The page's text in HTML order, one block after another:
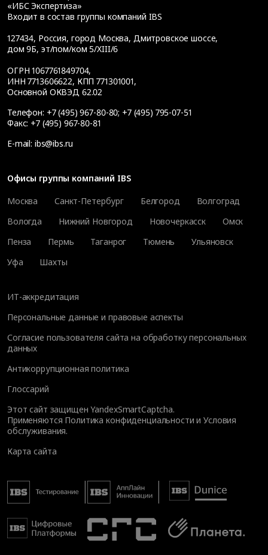
«ИБС Экспертиза»
Входит в состав группы компаний IBS
127434, Россия, город Москва, Дмитровское шоссе,
дом 9Б, эт/пом/ком 5/XIII/6
ОГРН 1067761849704,
ИНН 7713606622, КПП 771301001,
Основной ОКВЭД 62.02
Телефон: +7 (495) 967-80-80; +7 (495) 795-07-51
Факс: +7 (495) 967-80-81
E-mail: ibs@ibs.ru
Офисы группы компаний IBS
Москва
Санкт-Петербург Белгород
Волгоград
Вологда
Нижний Новгород Новочеркасск
Омск
Пенза
Пермь Таганрог Тюмень
Ульяновск
Уфа
Шахты
ИТ-аккредитация
Персональные данные и правовые аспекты
Согласие пользователя сайта на обработку персональных
данных
Антикоррупционная политика
Глоссарий
Этот сайт защищен YandexSmartCaptcha.
Применяются Политика конфиденциальности иУсловия
обслуживания.
Карта сайта